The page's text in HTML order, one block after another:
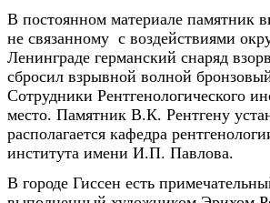
В постоянном материале памятник
не связанному с воздействиями
Ленинграде германский снаряд
сбросил взрывной волной
Сотрудники Рентгенологического
место. Памятник В.К. Рентгену
располагается кафедра
института имени И.П. Павлова.
В городе Гиссен есть